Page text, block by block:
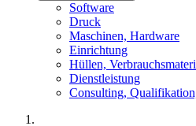
Software
Druck
Maschinen, Hardware
Einrichtung
Hüllen,
Dienstleistung
Consulting,